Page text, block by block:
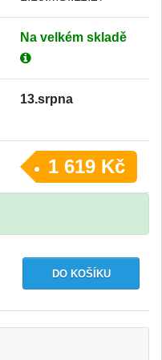
Na velkém skladě
13.srpna
1 619 Kč